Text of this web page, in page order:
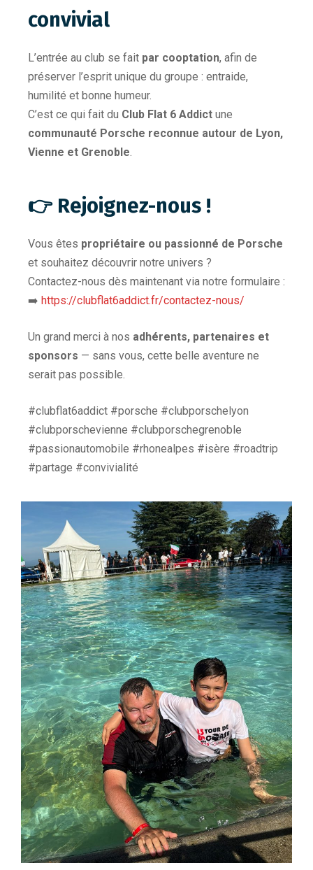
convivial
L’entrée au club se fait par cooptation, afin de
préserver l’esprit unique du groupe : entraide,
humilité et bonne humeur.
C’est ce qui fait du Club Flat 6 Addict une
communauté Porsche reconnue autour de Lyon,
Vienne et Grenoble.
👉 Rejoignez-nous !
Vous êtes propriétaire ou passionné de Porsche
et souhaitez découvrir notre univers ?
Contactez-nous dès maintenant via notre formulaire :
➡️ https://clubflat6addict.fr/contactez-nous/
Un grand merci à nos adhérents, partenaires et
sponsors — sans vous, cette belle aventure ne
serait pas possible.
#clubflat6addict #porsche #clubporschelyon
#clubporschevienne #clubporschegrenoble
#passionautomobile #rhonealpes #isère #roadtrip
#partage #convivialité